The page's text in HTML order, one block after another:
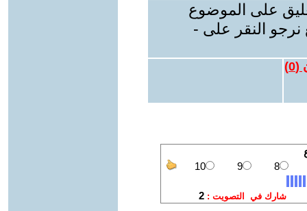
على الموضوع
نرجو النقر على -
(
0
)